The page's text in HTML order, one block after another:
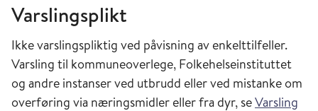
Varslingsplikt
Ikke varslingspliktig ved påvisning av enkelttilfeller.
Varsling til kommuneoverlege, Folkehelseinstituttet
og andre instanser ved utbrudd eller ved mistanke om
overføring via næringsmidler eller fra dyr, seVarsling